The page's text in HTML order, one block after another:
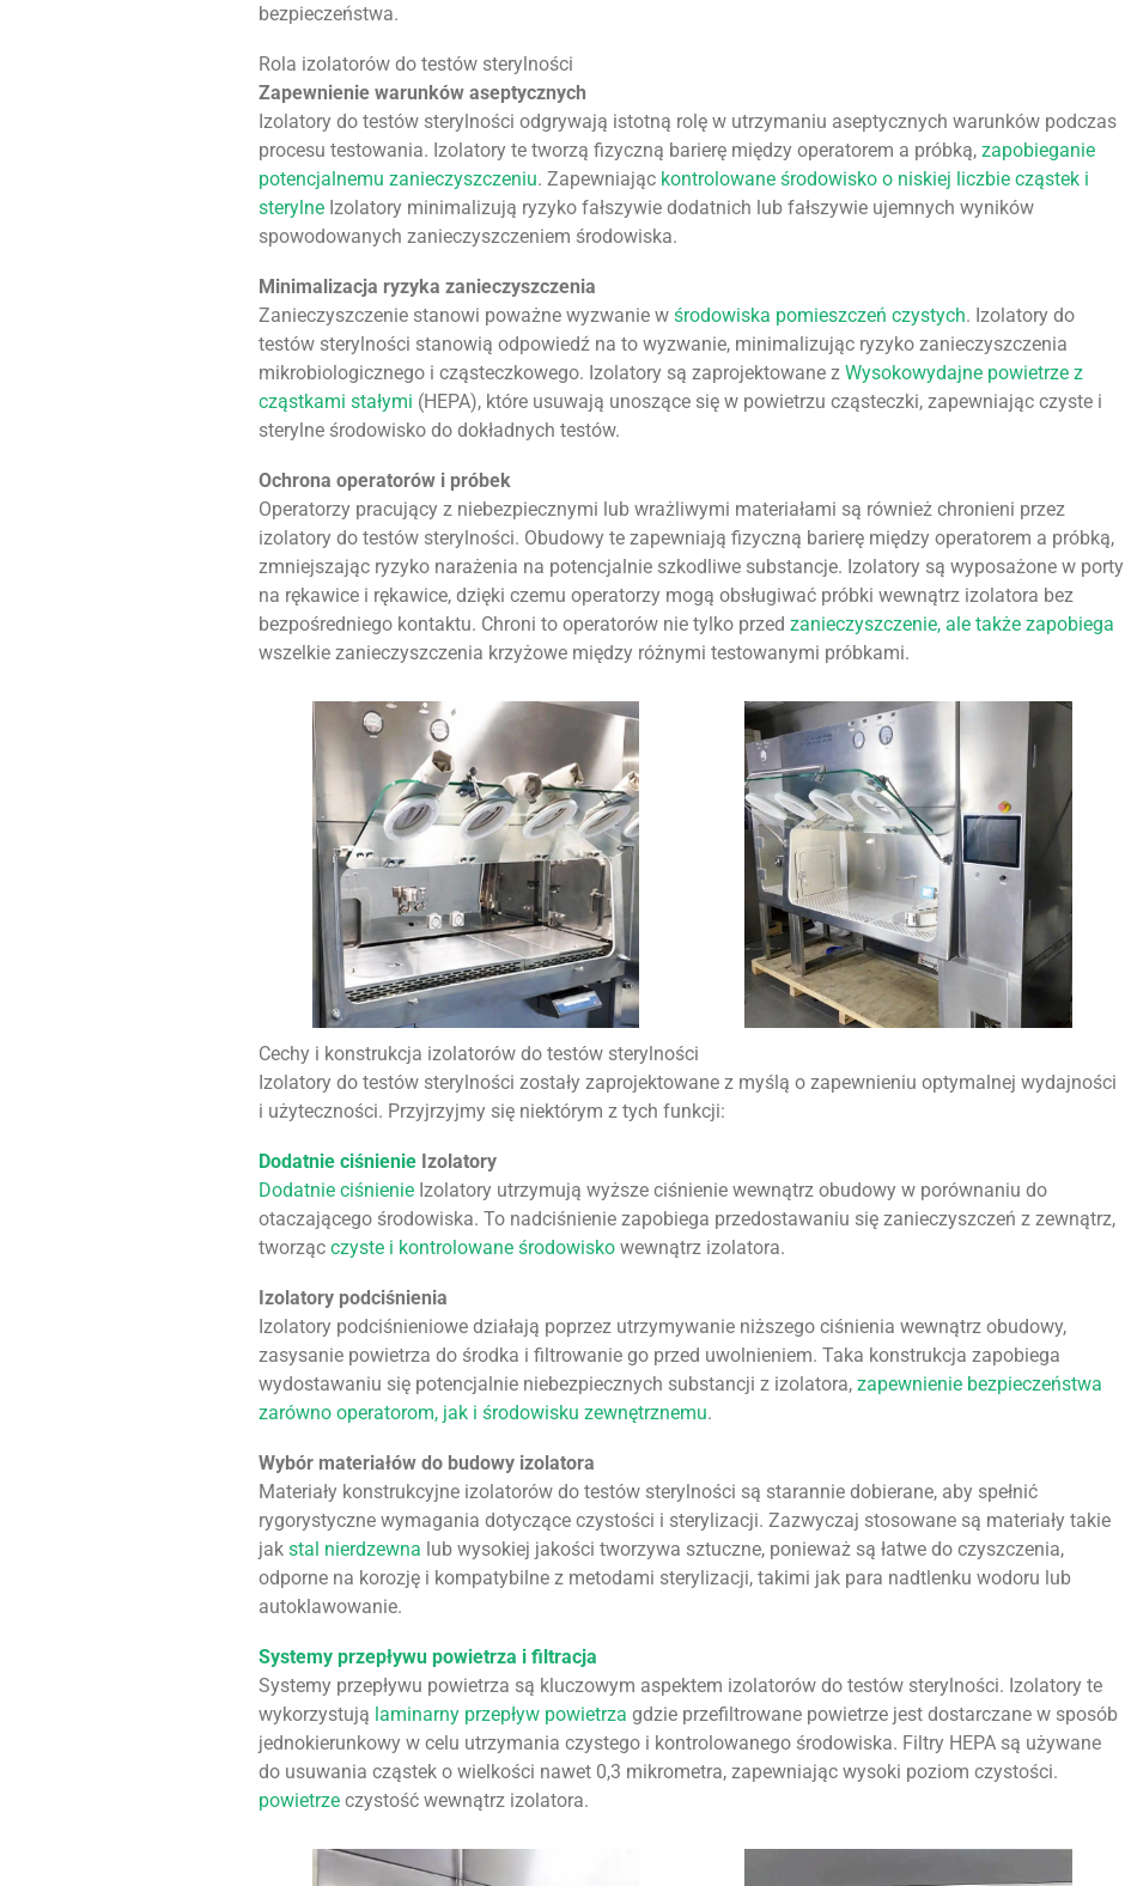
bezpieczeństwa.
Rola izolatorów do testów sterylności
Zapewnienie warunków aseptycznych
Izolatory do testów sterylności odgrywają istotną rolę w utrzymaniu aseptycznych warunków podczas
procesu testowania. Izolatory te tworzą fizyczną barierę między operatorem a próbką,zapobieganie
potencjalnemu zanieczyszczeniu. Zapewniając kontrolowane środowisko o niskiej liczbie cząstek i
sterylne Izolatory minimalizują ryzyko fałszywie dodatnich lub fałszywie ujemnych wyników
spowodowanych zanieczyszczeniem środowiska.
Minimalizacja ryzyka zanieczyszczenia
Zanieczyszczenie stanowi poważne wyzwanie wśrodowiska pomieszczeń czystych. Izolatory do
testów sterylności stanowią odpowiedź na to wyzwanie, minimalizując ryzyko zanieczyszczenia
mikrobiologicznego i cząsteczkowego. Izolatory są zaprojektowane zWysokowydajne powietrze z
cząstkami stałymi (HEPA), które usuwają unoszące się w powietrzu cząsteczki, zapewniając czyste i
sterylne środowisko do dokładnych testów.
Ochrona operatorów i próbek
Operatorzy pracujący z niebezpiecznymi lub wrażliwymi materiałami są również chronieni przez
izolatory do testów sterylności. Obudowy te zapewniają fizyczną barierę między operatorem a próbką,
zmniejszając ryzyko narażenia na potencjalnie szkodliwe substancje. Izolatory są wyposażone w porty
na rękawice i rękawice, dzięki czemu operatorzy mogą obsługiwać próbki wewnątrz izolatora bez
bezpośredniego kontaktu. Chroni to operatorów nie tylko przedzanieczyszczenie, ale także zapobiega
wszelkie zanieczyszczenia krzyżowe między różnymi testowanymi próbkami.
Cechy i konstrukcja izolatorów do testów sterylności
Izolatory do testów sterylności zostały zaprojektowane z myślą o zapewnieniu optymalnej wydajności
i użyteczności. Przyjrzyjmy się niektórym z tych funkcji:
Dodatnie ciśnienie Izolatory
Dodatnie ciśnienie Izolatory utrzymują wyższe ciśnienie wewnątrz obudowy w porównaniu do
otaczającego środowiska. To nadciśnienie zapobiega przedostawaniu się zanieczyszczeń z zewnątrz,
tworzącczyste i kontrolowane środowisko wewnątrz izolatora.
Izolatory podciśnienia
Izolatory podciśnieniowe działają poprzez utrzymywanie niższego ciśnienia wewnątrz obudowy,
zasysanie powietrza do środka i filtrowanie go przed uwolnieniem. Taka konstrukcja zapobiega
wydostawaniu się potencjalnie niebezpiecznych substancji z izolatora,zapewnienie bezpieczeństwa
zarówno operatorom, jak i środowisku zewnętrznemu.
Wybór materiałów do budowy izolatora
Materiały konstrukcyjne izolatorów do testów sterylności są starannie dobierane, aby spełnić
rygorystyczne wymagania dotyczące czystości i sterylizacji. Zazwyczaj stosowane są materiały takie
jakstal nierdzewna lub wysokiej jakości tworzywa sztuczne, ponieważ są łatwe do czyszczenia,
odporne na korozję i kompatybilne z metodami sterylizacji, takimi jak para nadtlenku wodoru lub
autoklawowanie.
Systemy przepływu powietrza i filtracja
Systemy przepływu powietrza są kluczowym aspektem izolatorów do testów sterylności. Izolatory te
wykorzystują laminarny przepływ powietrza gdzie przefiltrowane powietrze jest dostarczane w sposób
jednokierunkowy w celu utrzymania czystego i kontrolowanego środowiska. Filtry HEPA są używane
do usuwania cząstek o wielkości nawet 0,3 mikrometra, zapewniając wysoki poziom czystości.
powietrze czystość wewnątrz izolatora.